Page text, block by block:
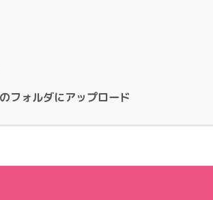
フォルダにアップロード